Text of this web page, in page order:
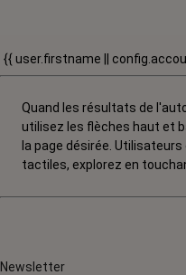
{{ user.firstname ||
Quand les résultats de
utilisez les flèches haut et
la page désirée.
tactiles, explorez en
Newsletter